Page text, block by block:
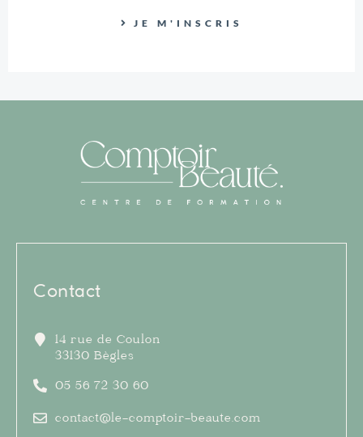
JE M'INSCRIS
Contact
14 rue de Coulon
33130 Bègles
05 56 72 30 60
contact@le-comptoir-beaute.com